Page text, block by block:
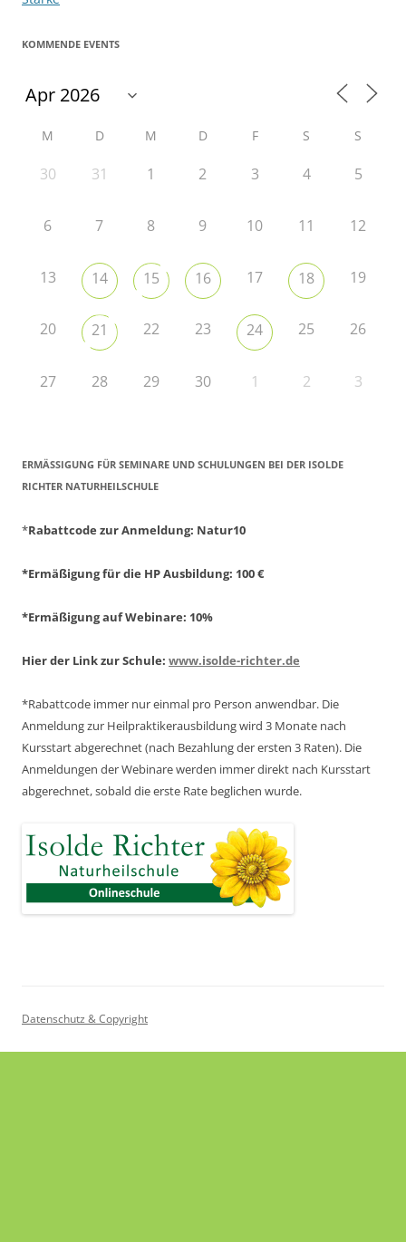
KOMMENDE EVENTS
M D M D F S S
30 31 1 2 3 4 5
6 7 8 9 10 11 12
13 14 15 16 17 18 19
20 21 22 23 24 25 26
27 28 29 30 1 2 3
ERMÄSSIGUNG FÜR SEMINARE UND SCHULUNGEN BEI DER ISOLDE R
ICHTER NATURHEILSCHULE
*Rabattcode zur Anmeldung: Natur10
*Ermäßigung für die HP Ausbildung: 100 €
*Ermäßigung auf Webinare: 10%
Hier der Link zur Schule: www.isolde-richter.de
*Rabattcode immer nur einmal pro Person anwendbar. Die
Anmeldung zur Heilpraktikerausbildung wird 3 Monate nach
Kursstart abgerechnet(nach Bezahlung der ersten 3 Raten). Die
Anmeldungen der Webinare werden immer direkt nach Kursstart
abgerechnet,sobald die erste Rate beglichen wurde.
Datenschutz & Copyright